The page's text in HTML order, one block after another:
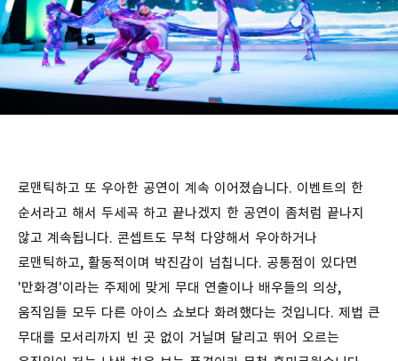
로맨틱하고 또 우아한 공연이 계속 이어졌습니다. 이벤트의 한
순서라고 해서 두세곡 하고 끝나겠지 한 공연이 좀처럼 끝나지
않고 계속됩니다. 콘셉트도 무척 다양해서 우아하거나
로맨틱하고, 활동적이며 박진감이 넘칩니다. 공통점이 있다면
'만화경'이라는 주제에 맞게 무대 연출이나 배우들의 의상,
움직임들 모두 다른 아이스 쇼보다 화려했다는 것입니다. 제법 큰
무대를 모서리까지 빈 곳 없이 거닐며 달리고 뛰어 오르는